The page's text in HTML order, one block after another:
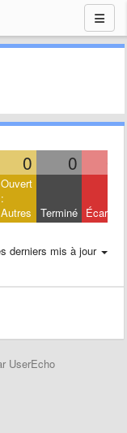
0 0
Ouvert
:
Autres
Terminé Écarté
derniers mis à jour
UserEcho